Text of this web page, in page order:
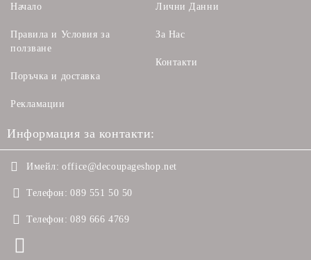
Начало
Правила и Условия за
ползване
Поръчка и доставка
Рекламации
Лични Данни
За Нас
Контакти
Информация за контакти:
Имейл: office@decoupageshop.net
Телефон: 089 551 50 50
Телефон: 089 666 4769